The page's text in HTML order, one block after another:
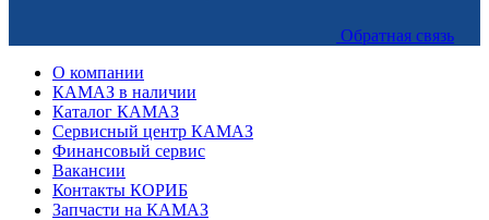
Обратная связь
О компании
КАМАЗ в наличии
Каталог КАМАЗ
Сервисный центр КАМАЗ
Финансовый сервис
Вакансии
Контакты КОРИБ
Запчасти на КАМАЗ